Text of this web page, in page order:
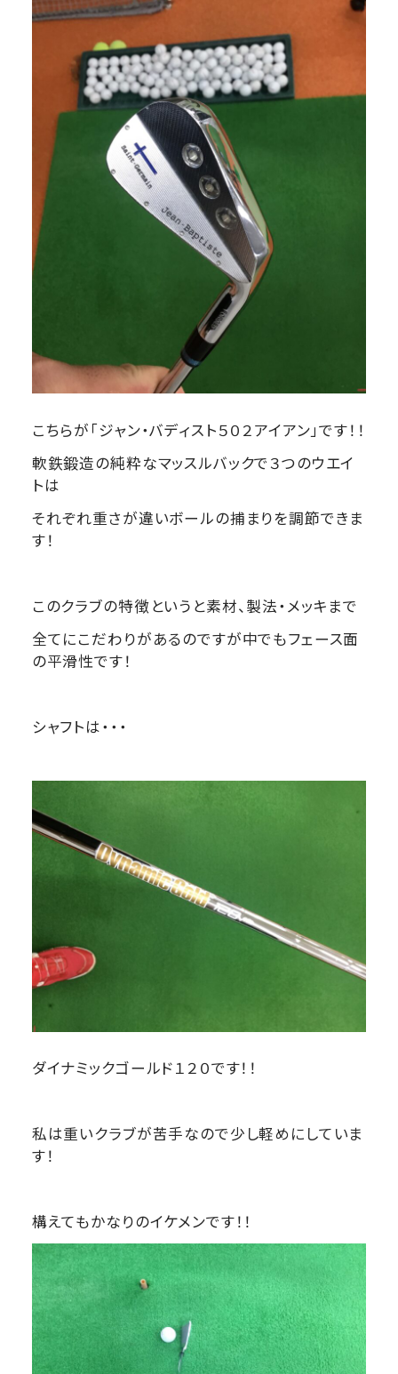
こちらが「ジャン・バディスト５０２アイアン」です！！
軟鉄鍛造の純粋なマッスルバックで３つのウエイ
トは
それぞれ重さが違いボールの捕まりを調節できま
す！
このクラブの特徴というと素材、製法・メッキまで
全てにこだわりがあるのですが中でもフェース面
の平滑性です！
シャフトは・・・
ダイナミックゴールド１２０です！！
私は重いクラブが苦手なので少し軽めにしていま
す！
構えてもかなりのイケメンです！！